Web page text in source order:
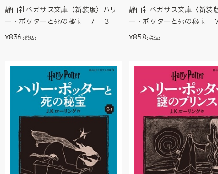
静山社ペガサス文庫〈新装版〉ハリ
ー・ポッターと死の秘宝 ７－３
¥836 (税込)
静山社ペガサス文庫〈新装
ー・ポッターと死の秘宝
¥858(税込)